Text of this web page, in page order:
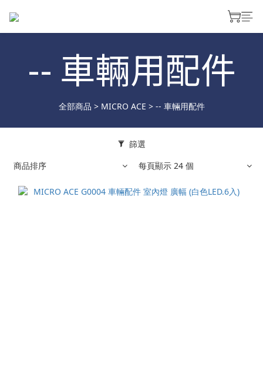
-- 車輛用配件
全部商品 > MICRO ACE > -- 車輛用配件
篩選
商品排序
每頁顯示 24 個